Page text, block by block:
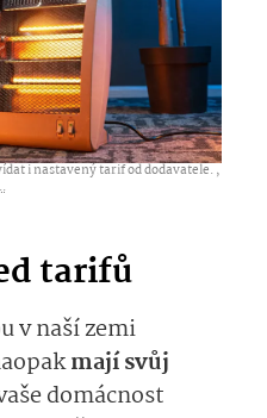
i nastavený tarif od dodavatele. ,
tarifů
v naší zemi
mají svůj
domácnost